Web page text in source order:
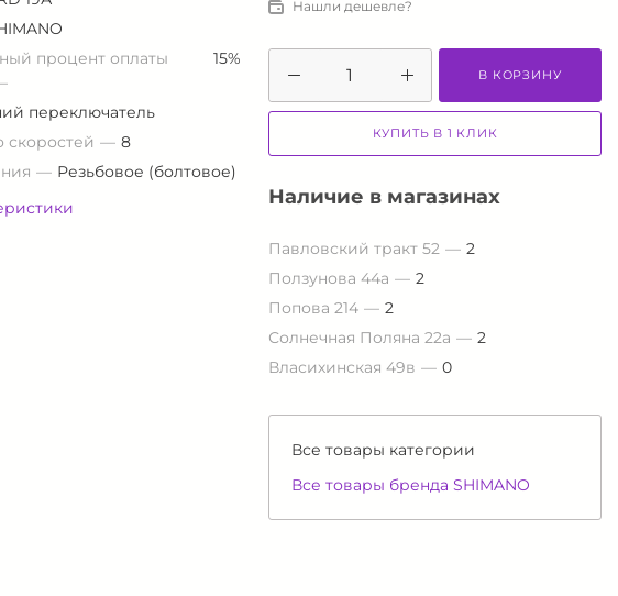
процент оплаты
15%
переключатель
скоростей
8
Резьбовое (болтовое)
Нашли дешевле?
В КОРЗИНУ
КУПИТЬ В 1 КЛИК
Наличие в магазинах
Павловский тракт 52
2
Ползунова 44а
2
Попова 214
2
Солнечная Поляна 22а
2
Власихинская 49в
0
Все товары категории
Все товары бренда SHIMANO